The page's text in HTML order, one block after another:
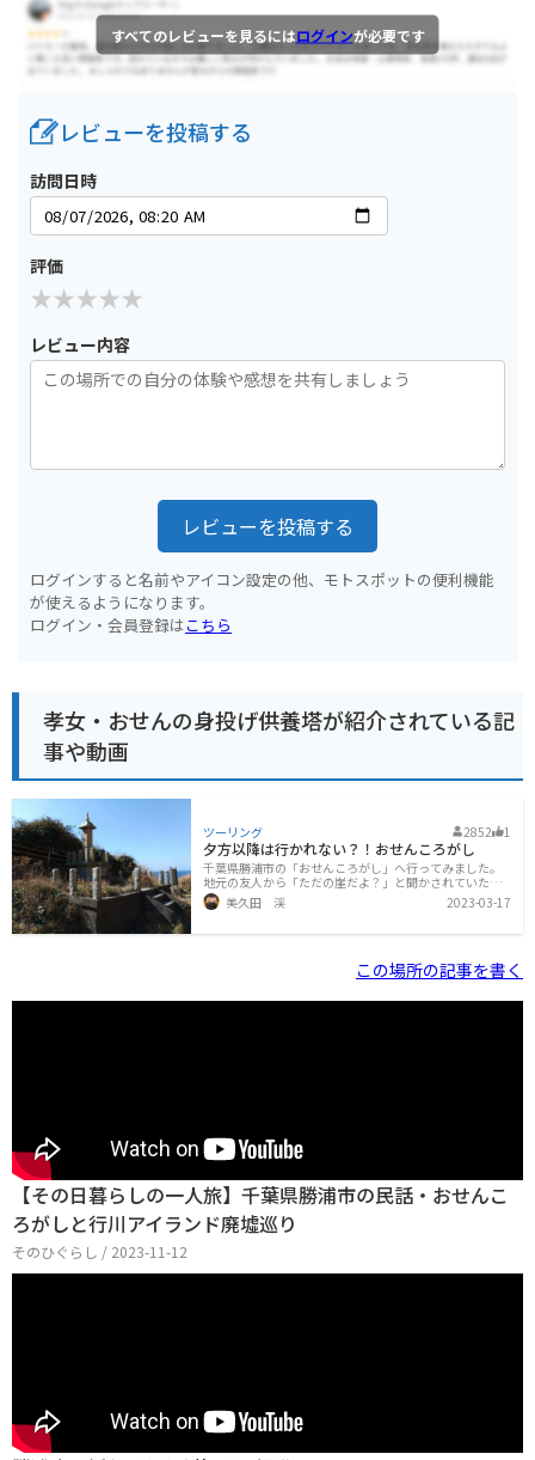
すべてのレビューを見るにはログインが必要です
レビューを投稿する
訪問日時
評価
レビュー内容
レビューを投稿する
ログインすると名前やアイコン設定の他、モトスポットの便利機能
が使えるようになります。
ログイン・会員登録はこちら
孝女・おせんの身投げ供養塔が紹介されている記
事や動画
ツーリング 2852 1
夕方以降は行かれない？！おせんころがし
千葉県勝浦市の「おせんころがし」へ行ってみました。
地元の友人から「ただの崖だよ？」と聞かされていたの
で、今までなかなか足が向かなかったのです。しかし勝
浦の観光情報には必ず出てきますし、特に勝浦市商工会
ラストで紹介されています（ただし話の内容は供養塔側
はやはり一度は行っておかないと・・と思った次第で
す。房総黒潮ライン沿いに、おせんころがしへの引き込
美久田 渓 2023-03-17
この場所の記事を書く
【その日暮らしの一人旅】千葉県勝浦市の民話・おせんこ
ろがしと行川アイランド廃墟巡り
そのひぐらし / 2023-11-12